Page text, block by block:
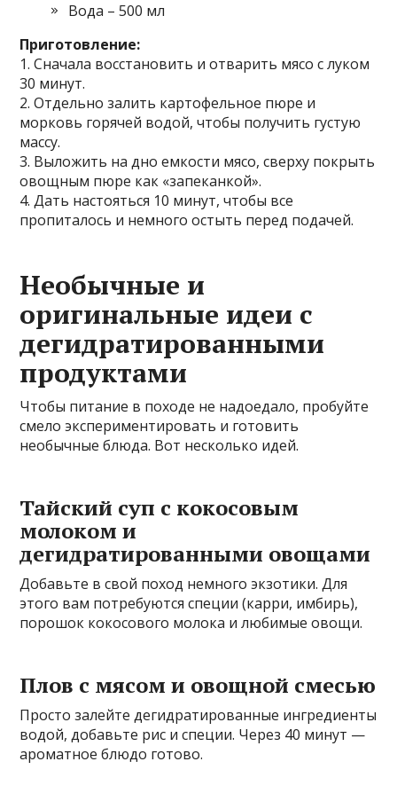
Вода – 500 мл
Приготовление:
1. Сначала восстановить и отварить мясо с луком
30 минут.
2. Отдельно залить картофельное пюре и
морковь горячей водой, чтобы получить густую
массу.
3. Выложить на дно емкости мясо, сверху покрыть
овощным пюре как «запеканкой».
4. Дать настояться 10 минут, чтобы все
пропиталось и немного остыть перед подачей.
Необычные и
оригинальные идеи с
дегидратированными
продуктами
Чтобы питание в походе не надоедало, пробуйте
смело экспериментировать и готовить
необычные блюда. Вот несколько идей.
Тайский суп с кокосовым
молоком и
дегидратированными овощами
Добавьте в свой поход немного экзотики. Для
этого вам потребуются специи (карри, имбирь),
порошок кокосового молока и любимые овощи.
Плов с мясом и овощной смесью
Просто залейте дегидратированные ингредиенты
водой, добавьте рис и специи. Через 40 минут —
ароматное блюдо готово.